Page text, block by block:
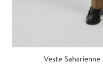
Veste